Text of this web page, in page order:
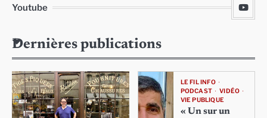
Youtube
Dernières publications
LE FIL INFO
PODCAST
VIDÉO
VIE PUBLIQUE
« Un sur un